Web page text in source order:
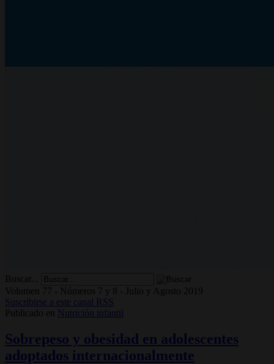
Buscar...
Volumen 77 - Números 7 y 8 - Julio y Agosto 2019
Suscribirse a este canal RSS
Publicado en
Nutrición infantil
Sobrepeso y obesidad en adolescentes
adoptados internacionalmente